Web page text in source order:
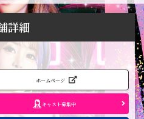
詳細
ホームページ
キャスト募集中